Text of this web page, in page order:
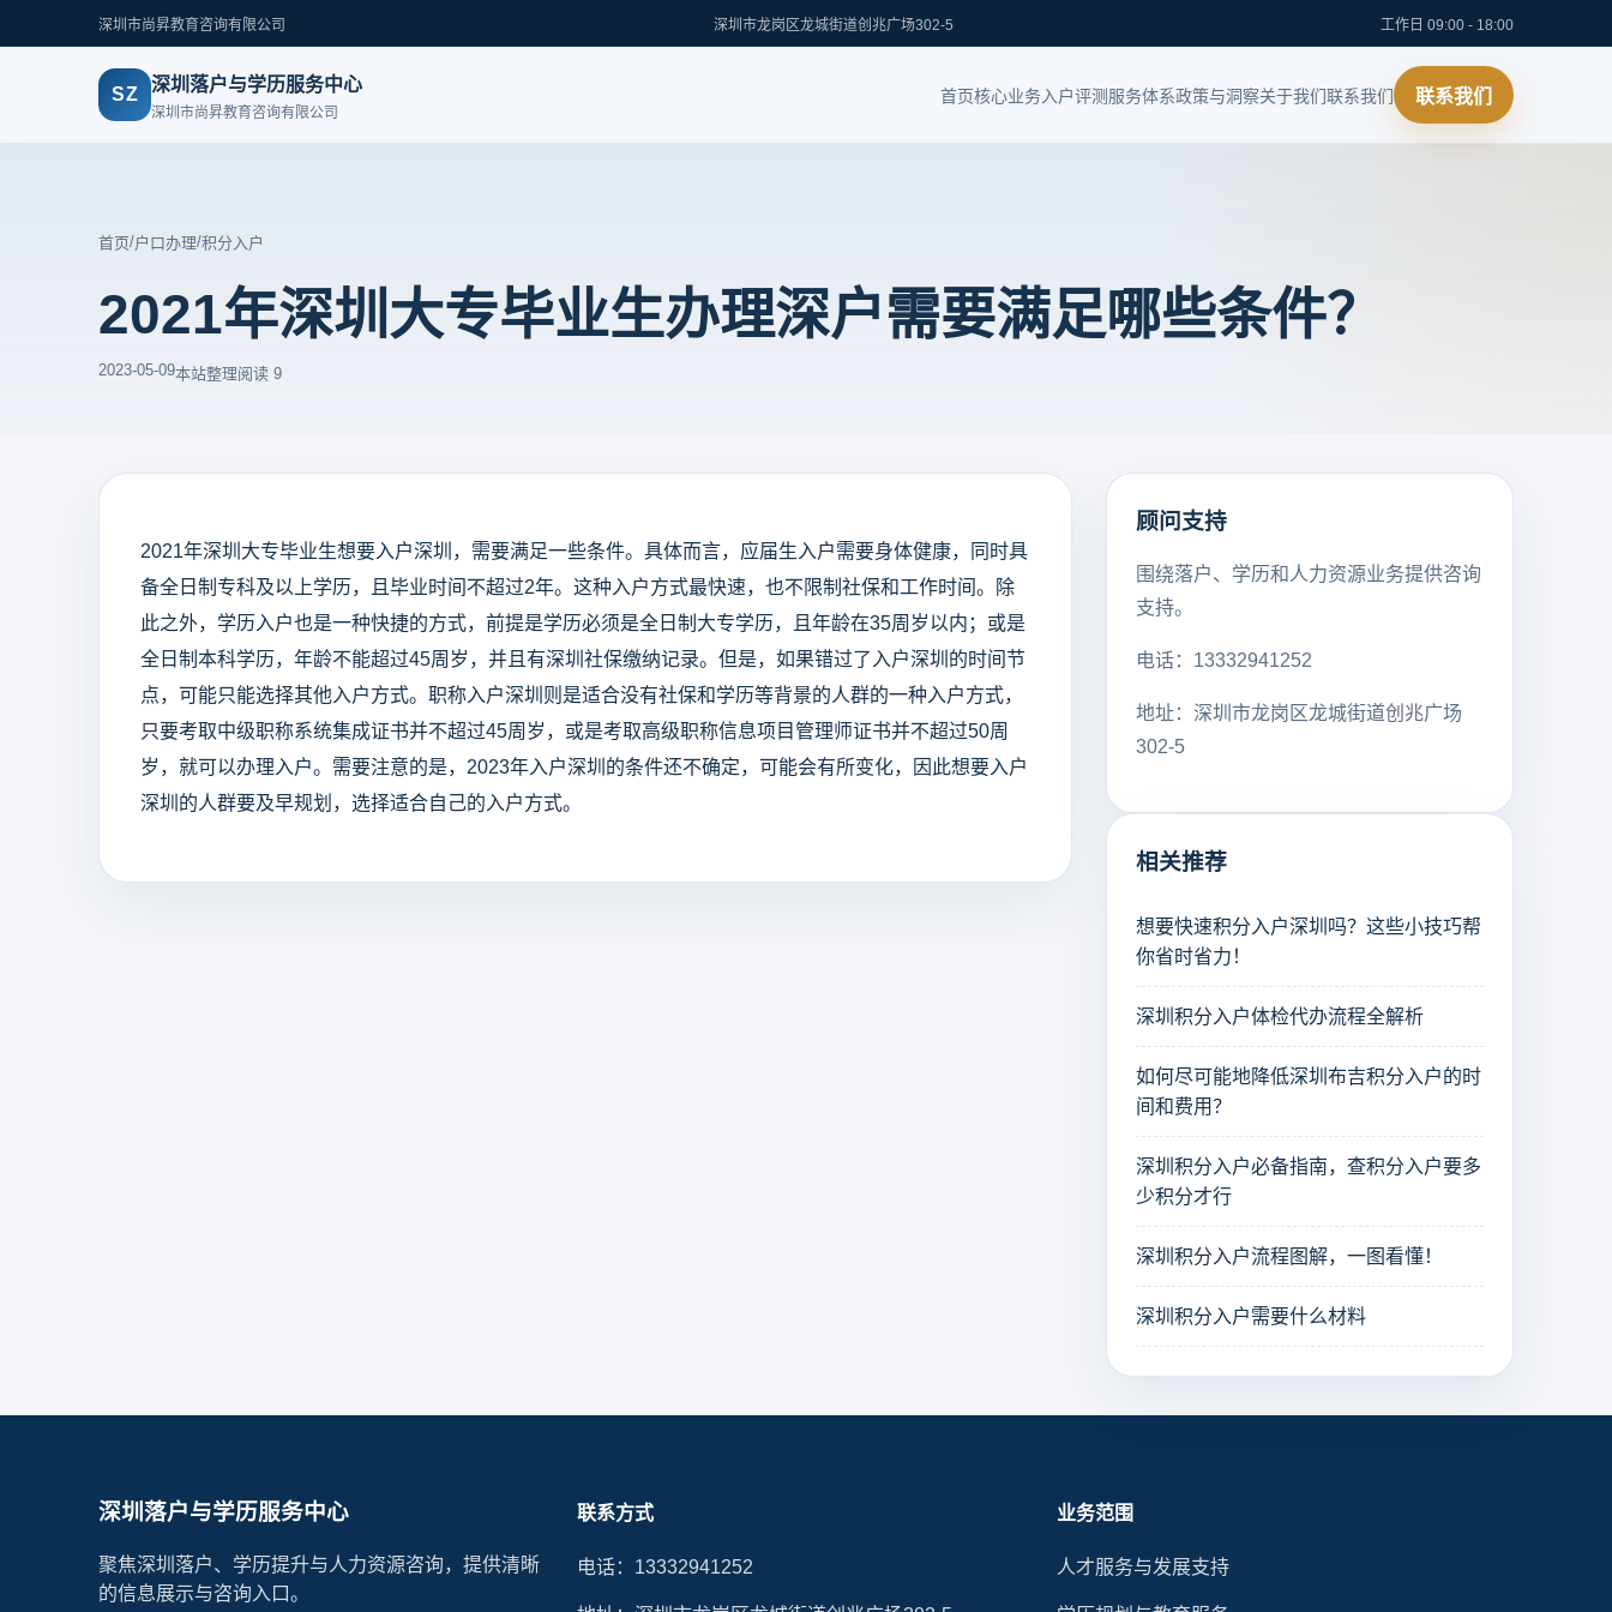
深圳市尚昇教育咨询有限公司 深圳市龙岗区龙城街道创兆广场302-5 工作日 09:00 - 18:00
SZ 深圳落户与学历服务中心
深圳市尚昇教育咨询有限公司
首页核心业务入户评测 服务体系政策与洞察关于我们联系我们 联系我们
首页/户口办理/积分入户
2021年深圳大专毕业生办理深户需要满足哪些条件？
2023-05-09本站整理阅读 9
2021年深圳大专毕业生想要入户深圳，需要满足一些条件。具体而言，应届生入户需要身体健康，同时具
备全日制专科及以上学历，且毕业时间不超过2年。这种入户方式最快速，也不限制社保和工作时间。除
此之外，学历入户也是一种快捷的方式，前提是学历必须是全日制大专学历，且年龄在35周岁以内；或是
全日制本科学历，年龄不能超过45周岁，并且有深圳社保缴纳记录。但是，如果错过了入户深圳的时间节
点，可能只能选择其他入户方式。职称入户深圳则是适合没有社保和学历等背景的人群的一种入户方式，
只要考取中级职称系统集成证书并不超过45周岁，或是考取高级职称信息项目管理师证书并不超过50周
岁，就可以办理入户。需要注意的是，2023年入户深圳的条件还不确定，可能会有所变化，因此想要入户
深圳的人群要及早规划，选择适合自己的入户方式。
顾问支持
围绕落户、学历和人力资源业务提供咨询
支持。
电话：13332941252
地址：深圳市龙岗区龙城街道创兆广场
302-5
相关推荐
想要快速积分入户深圳吗？这些小技巧帮
你省时省力！
深圳积分入户体检代办流程全解析
如何尽可能地降低深圳布吉积分入户的时
间和费用？
深圳积分入户必备指南，查积分入户要多
少积分才行
深圳积分入户流程图解，一图看懂！
深圳积分入户需要什么材料
深圳落户与学历服务中心
聚焦深圳落户、学历提升与人力资源咨询，提供清晰
的信息展示与咨询入口。
联系方式
电话：13332941252
业务范围
人才服务与发展支持